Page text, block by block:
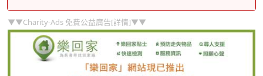
▼▼Charity-Ads 免費公益廣告[詳情]▼▼